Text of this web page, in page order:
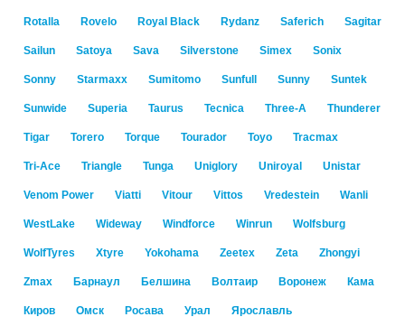
Rotalla Rovelo Royal Black Rydanz Saferich Sagitar
Sailun Satoya Sava Silverstone Simex Sonix
Sonny Starmaxx Sumitomo Sunfull Sunny Suntek
Sunwide Superia Taurus Tecnica Three-A Thunderer
Tigar Torero Torque Tourador Toyo Tracmax
Tri-Ace Triangle Tunga Uniglory Uniroyal Unistar
Venom Power Viatti Vitour Vittos Vredestein Wanli
WestLake Wideway Windforce Winrun Wolfsburg
WolfTyres Xtyre Yokohama Zeetex Zeta Zhongyi
Zmax Барнаул Белшина Волтаир Воронеж Кама
Киров Омск Росава Урал Ярославль